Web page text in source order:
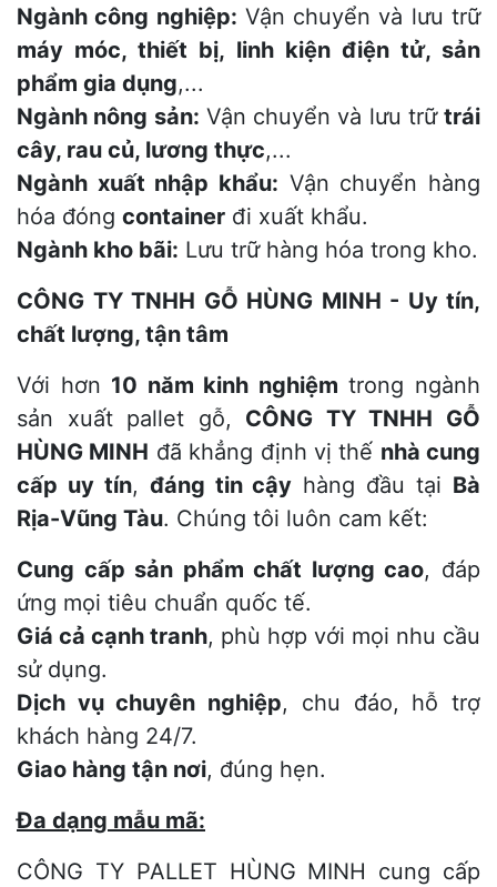
Ngành công nghiệp: Vận chuyển và lưu trữ
máy móc, thiết bị, linh kiện điện tử, sản
phẩm gia dụng,...
Ngành nông sản: Vận chuyển và lưu trữ trái
cây, rau củ, lương thực,...
Ngành xuất nhập khẩu: Vận chuyển hàng
hóa đóng container đi xuất khẩu.
Ngành kho bãi: Lưu trữ hàng hóa trong kho.
CÔNG TY TNHH GỖ HÙNG MINH - Uy tín,
chất lượng, tận tâm
Với hơn 10 năm kinh nghiệm trong ngành
sản xuất pallet gỗ, CÔNG TY TNHH GỖ
HÙNG MINH đã khẳng định vị thế nhà cung
cấp uy tín, đáng tin cậy hàng đầu tại Bà
Rịa-Vũng Tàu. Chúng tôi luôn cam kết:
Cung cấp sản phẩm chất lượng cao, đáp
ứng mọi tiêu chuẩn quốc tế.
Giá cả cạnh tranh, phù hợp với mọi nhu cầu
sử dụng.
Dịch vụ chuyên nghiệp, chu đáo, hỗ trợ
khách hàng 24/7.
Giao hàng tận nơi, đúng hẹn.
Đa dạng mẫu mã:
CÔNG TY PALLET HÙNG MINH cung cấp